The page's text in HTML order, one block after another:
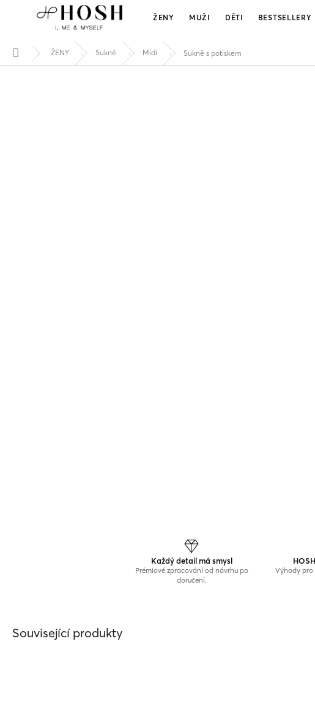
ŽENY MUŽI DĚTI BESTSELLERY
Domů ŽENY Sukně Midi Sukně s potiskem
Každý detail má smysl
Prémiové zpracování od návrhu po
doručení.
Výhody pro
Související produkty
299 Kč